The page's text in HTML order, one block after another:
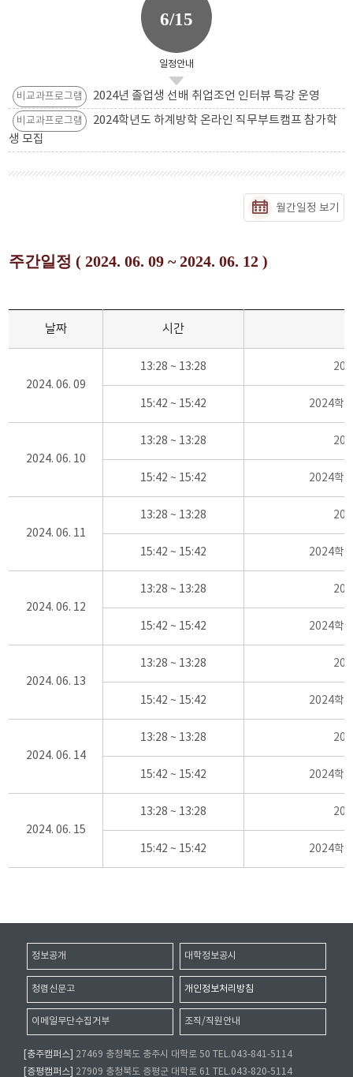
6/15
일정안내
비교과프로그램 2024년 졸업생 선배 취업조언 인터뷰 특강 운영
비교과프로그램
2024학년도 하계방학 온라인 직무부트캠프 참가학
생 모집
월간일정 보기
주간일정 ( 2024. 06. 09 ~ 2024. 06. 12 )
날짜 시간
2024. 06. 09
13:28 ~ 13:28
15:42 ~ 15:42 2024학
2024. 06. 10
13:28 ~ 13:28
15:42 ~ 15:42 2024학
2024. 06. 11
13:28 ~ 13:28
15:42 ~ 15:42 2024학
2024. 06. 12
13:28 ~ 13:28
15:42 ~ 15:42 2024학
2024. 06. 13
13:28 ~ 13:28
15:42 ~ 15:42 2024학
2024. 06. 14
13:28 ~ 13:28
15:42 ~ 15:42 2024학
2024. 06. 15
13:28 ~ 13:28
15:42 ~ 15:42 2024학
정보공개 대학정보공시
청렴신문고 개인정보처리방침
이메일무단수집거부 조직/직원안내
[충주캠퍼스]
27469 충청북도 충주시 대학로 50 TEL.043-841-5114
[증평캠퍼스]
27909 충청북도 증평군 대학로 61 TEL.043-820-5114